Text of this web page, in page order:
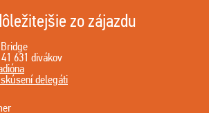
zo zájazdu
631 divákov
delegáti